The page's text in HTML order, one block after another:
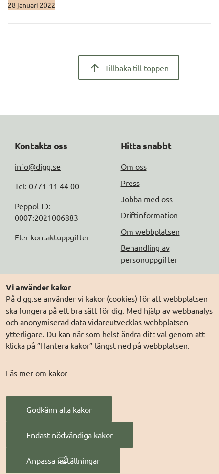
Vi använder kakor
På digg.se använder vi kakor (cookies) för att webbplatsen
ska fungera på ett bra sätt för dig. Med hjälp av webbanalys
och anonymiserad data vidareutvecklas webbplatsen
ytterligare. Du kan när som helst ändra ditt val genom att
klicka på ”Hantera kakor” längst ned på webbplatsen.
Läs mer om kakor
Godkänn alla kakor
Endast nödvändiga kakor
Anpassa inställningar
28 januari 2022
Tillbaka till toppen
Kontakta oss
info@digg.se
Tel: 0771-11 44 00
Peppol-ID:
0007:2021006883
Fler kontaktuppgifter
Hitta snabbt
Om oss
Press
Jobba med oss
Driftinformation
Om webbplatsen
Behandling av
personuppgifter
Följ oss
DIGG på
Prenumerera på nyheter
DIGG på
LinkedIn
DIGG på
PressMachine
DIGG på
Digg play
Elegitimation.se
Min myndighetspost
Sveriges dataportal
Sweden Connect
förvaltning